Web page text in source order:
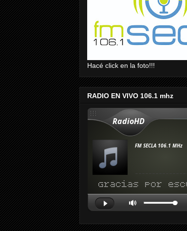
Hacé click en la foto!!!
RADIO EN VIVO 106.1 mhz